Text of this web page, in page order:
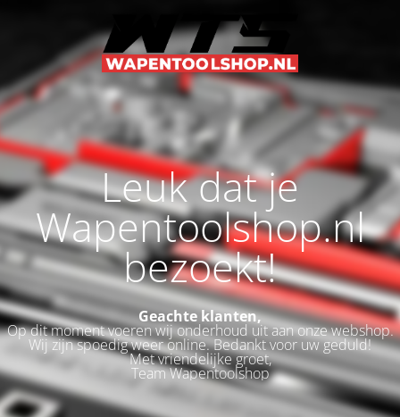
Leuk dat je
Wapentoolshop.nl
bezoekt!
Geachte klanten,
Op dit moment voeren wij onderhoud uit aan onze webshop.
Wij zijn spoedig weer online. Bedankt voor uw geduld!
Met vriendelijke groet,
Team Wapentoolshop